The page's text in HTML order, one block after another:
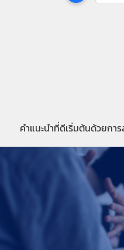
คำแนะนำที่ดีเริ่มต้นด้วยกา